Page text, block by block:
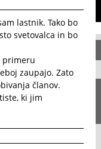
lastnik. Tako bo
svetovalca in bo
primeru
zaupajo. Zato
članov.
ki jim